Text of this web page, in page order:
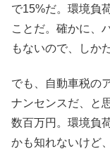
で15%だ。環境負
ことだ。確かに、
もないので、しか
でも、自動車税の
ナンセンスだ、と
数百万円。環境負
かも知れないけど